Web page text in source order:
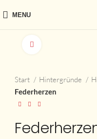
MENU
Start Hintergründe
Federherzen